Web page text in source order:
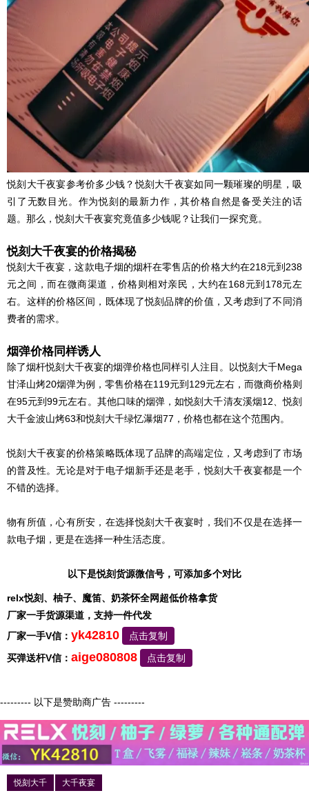
悦刻大千夜宴参考价多少钱？悦刻大千夜宴如同一颗璀璨的明星，吸
引了无数目光。作为悦刻的最新力作，其价格自然是备受关注的话
题。那么，悦刻大千夜宴究竟值多少钱呢？让我们一探究竟。
悦刻大千夜宴的价格揭秘
悦刻大千夜宴，这款电子烟的烟杆在零售店的价格大约在218元到238
元之间，而在微商渠道，价格则相对亲民，大约在168元到178元左
右。这样的价格区间，既体现了悦刻品牌的价值，又考虑到了不同消
费者的需求。
烟弹价格同样诱人
除了烟杆悦刻大千夜宴的烟弹价格也同样引人注目。以悦刻大千Mega
甘泽山烤20烟弹为例，零售价格在119元到129元左右，而微商价格则
在95元到99元左右。其他口味的烟弹，如悦刻大千清友溪烟12、悦刻
大千金波山烤63和悦刻大千绿忆瀑烟77，价格也都在这个范围内。
悦刻大千夜宴的价格策略既体现了品牌的高端定位，又考虑到了市场
的普及性。无论是对于电子烟新手还是老手，悦刻大千夜宴都是一个
不错的选择。
物有所值，心有所安，在选择悦刻大千夜宴时，我们不仅是在选择一
款电子烟，更是在选择一种生活态度。
以下是悦刻货源微信号，可添加多个对比
relx悦刻、柚子、魔笛、奶茶怀全网超低价格拿货
厂家一手货源渠道，支持一件代发
厂家一手V信： yk42810
点击复制
买弹送杆V信： aige080808 点击复制
--------- 以下是赞助商广告 ---------
悦刻大千 大千夜宴